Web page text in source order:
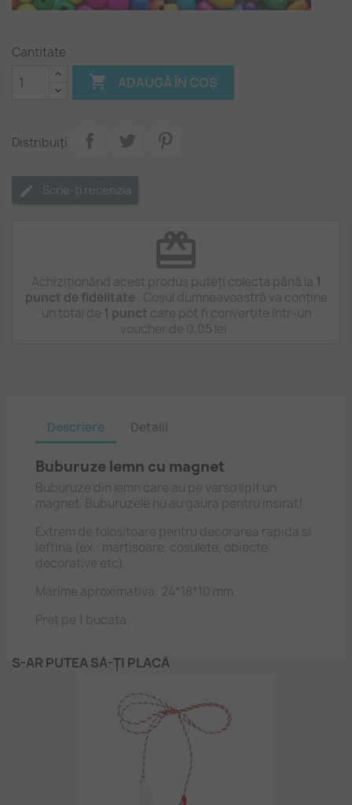
Cantitate
 ADAUGĂ ÎN COȘ
Distribuiți
Scrie-ți recenzia
redeem
Achiziționând acest produs puteți colecta până la 1
punct de fidelitate . Coșul dumneavoastră va conține
un total de 1 punct care pot fi convertite într-un
voucher de 0,05 lei
Descriere Detalii
Buburuze lemn cu magnet
Buburuze din lemn care au pe verso lipit un
magnet. Buburuzele nu au gaura pentru insirat!
Extrem de folositoare pentru decorarea rapida si
ieftina (ex.: martisoare, cosulete, obiecte
decorative etc).
Marime aproximativa: 24*18*10 mm.
Pret pe 1 bucata.
S-AR PUTEA SĂ-ȚI PLACĂ